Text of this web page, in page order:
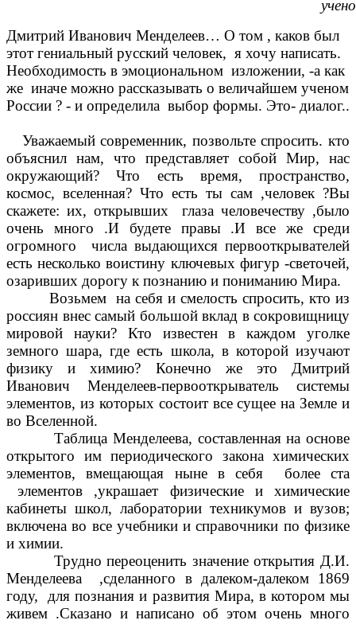
Дмитрий Иванович Менделеев… О том , каков был
этот гениальный русский человек, я хочу написать.
Необходимость в эмоциональном изложении, -а как
же иначе можно рассказывать о величайшем ученом
России ? - и определила выбор формы. Это- диалог..
Уважаемый современник, позвольте спросить. кто
объяснил нам, что представляет собой Мир, нас
окружающий? Что есть время, пространство,
космос, вселенная? Что есть ты сам ,человек ?Вы
скажете: их, открывших глаза человечеству ,было
очень много .И будете правы .И все же среди
огромного числа выдающихся первооткрывателей
есть несколько воистину ключевых фигур -светочей,
озаривших дорогу к познанию и пониманию Мира.
Возьмем на себя и смелость спросить, кто из
россиян внес самый большой вклад в сокровищницу
мировой науки? Кто известен в каждом уголке
земного шара, где есть школа, в которой изучают
физику и химию? Конечно же это Дмитрий
Иванович Менделеев-первооткрыватель системы
элементов, из которых состоит все сущее на Земле и
во Вселенной.
Таблица Менделеева, составленная на основе
открытого им периодического закона химических
элементов, вмещающая ныне в себя более ста
элементов ,украшает физические и химические
кабинеты школ, лаборатории техникумов и вузов;
включена во все учебники и справочники по физике
и химии.
Трудно переоценить значение открытия Д.И.
Менделеева ,сделанного в далеком-далеком 1869
году, для познания и развития Мира, в котором мы
живем .Сказано и написано об этом очень много